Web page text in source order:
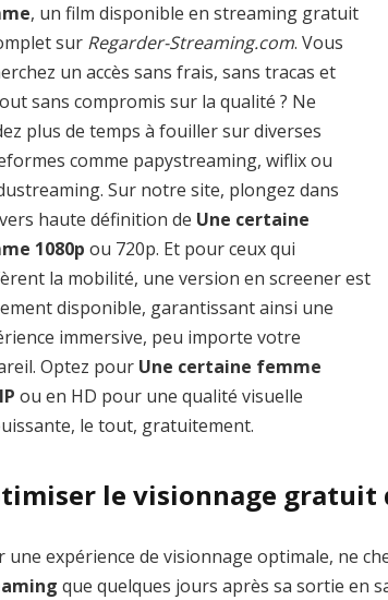
, un film disponible en streaming gratuit
sur Regarder-Streaming.com. Vous
un accès sans frais, sans tracas et
sans compromis sur la qualité ? Ne
plus de temps à fouiller sur diverses
comme papystreaming, wiflix ou
Sur notre site, plongez dans
haute définition de Une certaine
1080p ou 720p. Et pour ceux qui
la mobilité, une version en screener est
disponible, garantissant ainsi une
immersive, peu importe votre
Optez pour Une certaine femme
ou en HD pour une qualité visuelle
le tout, gratuitement.
le visionnage gratuit
une expérience de visionnage optimale, ne
que quelques jours après sa sortie en